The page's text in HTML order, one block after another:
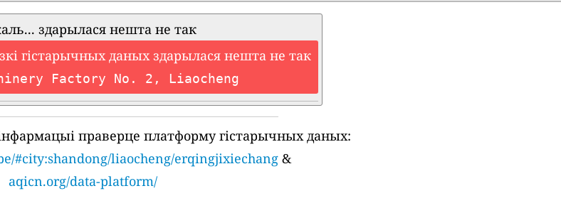
здарылася нешта не так
гістарычных даных здарылася нешта не так
Factory No. 2, Liaocheng
праверце платформу гістарычных даных:
#city:shandong/liaocheng/erqingjixiechang&
aqicn.org/data-platform/